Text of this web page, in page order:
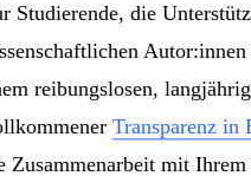
Studierende, die
Autor:innen
reibungslosen,
Transparenz in
Zusammenarbeit mit